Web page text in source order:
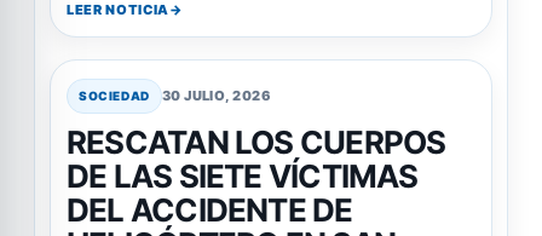
LEER NOTICIA
SOCIEDAD 30 JULIO, 2026
RESCATAN LOS CUERPOS
DE LAS SIETE VÍCTIMAS
DEL ACCIDENTE DE